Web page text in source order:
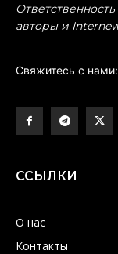
авторы и
Свяжитесь с нами:
ССЫЛКИ
О нас
Контакты